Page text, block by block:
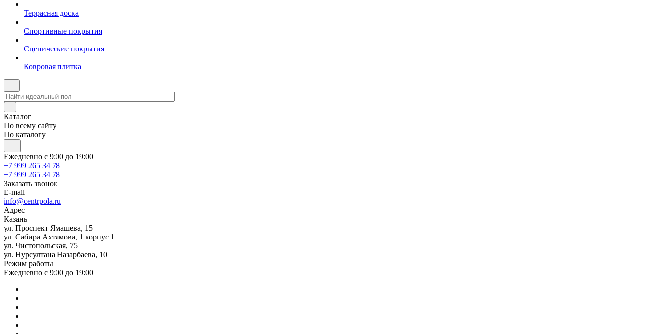
Террасная доска
Спортивные покрытия
Сценические покрытия
Ковровая плитка
Каталог
По всему сайту
По каталогу
Ежедневно с 9:00 до 19:00
+7 999 265 34 78
+7 999 265 34 78
Заказать звонок
E-mail
info@centrpola.ru
Адрес
Казань
ул. Проспект Ямашева, 15
ул. Сабира Ахтямова, 1 корпус 1
ул. Чистопольская, 75
ул. Нурсултана Назарбаева, 10
Режим работы
Ежедневно с 9:00 до 19:00